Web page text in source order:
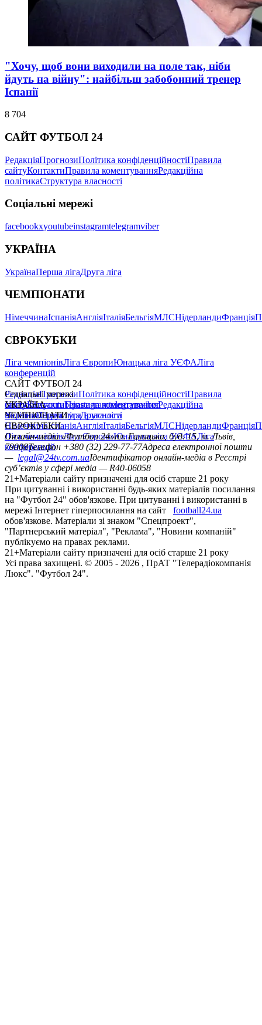
"Хочу, щоб вони виходили на поле так, ніби
йдуть на війну": найбільш забобонний тренер
Іспанії
8 704
САЙТ ФУТБОЛ 24
РедакціяПрогнозиПолітика конфіденційностіПравила
сайтуКонтактиПравила коментуванняРедакційна
політикаСтруктура власності
Соціальні мережі
facebookxyoutubeinstagramtelegramviber
УКРАЇНА
УкраїнаПерша лігаДруга ліга
ЧЕМПІОНАТИ
НімеччинаІспаніяАнгліяІталіяБельгіяМЛСНідерландиФранція
ЄВРОКУБКИ
Ліга чемпіонівЛіга ЄвропиЮнацька ліга УЄФАЛіга
конференцій
САЙТ ФУТБОЛ 24
РедакціяПрогнозиПолітика конфіденційностіПравила
сайтуКонтактиПравила коментуванняРедакційна
політикаСтруктура власності
Соціальні мережі
facebookxyoutubeinstagramtelegramviber
УКРАЇНА
УкраїнаПерша лігаДруга ліга
ЧЕМПІОНАТИ
НімеччинаІспаніяАнгліяІталіяБельгіяМЛСНідерландиФранція
ЄВРОКУБКИ
Ліга чемпіонівЛіга ЄвропиЮнацька ліга УЄФАЛіга
конференцій
Онлайн-медіа «Футбол 24»пл. Галицька, буд. 15, м. Львів,
79008Телефон +380 (32) 229-77-77Адреса електронної пошти
— legal@24tv.com.uaІдентифікатор онлайн-медіа в Реєстрі
суб’єктів у сфері медіа — R40-06058
21+Матеріали сайту призначені для осіб старше 21 року
При цитуванні і використанні будь-яких матеріалів посилання
на "Футбол 24" обов'язкове. При цитуванні і використанні в
мережі Інтернет гіперпосилання на сайт
football24.ua
обов'язкове. Матеріали зі знаком "Спецпроект",
"Партнерський матеріал", "Реклама", "Новини компаній"
публікуємо на правах реклами.
21+Матеріали сайту призначені для осіб старше 21 року
Усi права захищенi. © 2005 - 2026 , ПрАТ "Телерадіокомпанія
Люкс". "Футбол 24".